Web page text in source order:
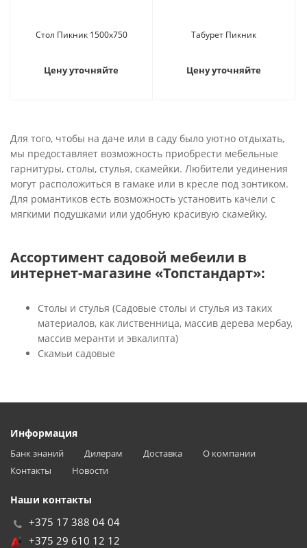
Стол Пикник 1500х750
Цену уточняйте
Табурет Пикник
Цену уточняйте
Для того, чтобы на даче или в саду было уютно отдыхать,
мы предоставляет возможность приобрести мебельные
гарнитуры, столы, стулья, скамейки. Любители уединения
могут расположиться в гамаке или в кресле под зонтиком.
Для романтиков есть возможность установить качели с
мягкими подушками или удобную красивую скамейку.
Ассортимент садовой мебеили в
интернет-магазине «Топстандарт»:
Столы и стулья (Садовые столы и стулья из таких
материалов, как лиственница, массив дерева мербау,
массив меранти и эвкалипта)
Скамьи садовые
Информация
Банк знаний Дилерам Доставка
О компании
Контакты
Новости
Наши контакты
+375 17 388 04 04
+375 29 610 12 12